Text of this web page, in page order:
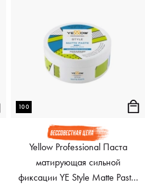
100
Yellow Professional Паста
матирующая сильной
фиксации YE Style Matte Paste,